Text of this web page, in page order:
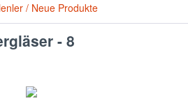
/ Neue Produkte
- 8